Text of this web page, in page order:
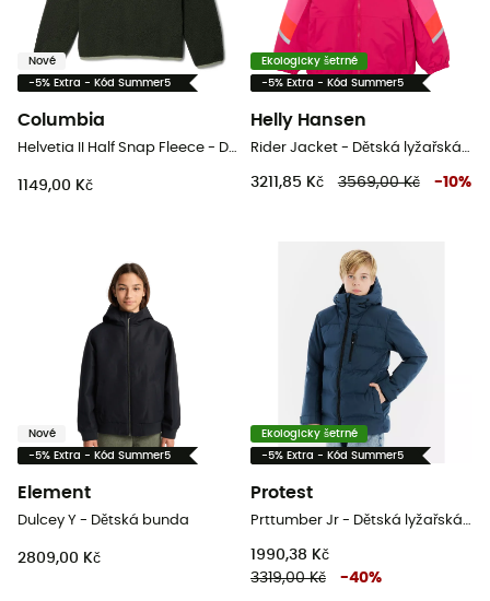
Nové
-5% Extra - Kód Summer5
Columbia
Helvetia II Half Snap Fleece - Dětská fleesová mikina
1149,00 Kč
Ekologicky šetrné
-5% Extra - Kód Summer5
Helly Hansen
Rider Jacket - Dětská lyžařská bunda
3211,85 Kč 3569,00 Kč -10%
Nové
-5% Extra - Kód Summer5
Element
Dulcey Y - Dětská bunda
2809,00 Kč
Ekologicky šetrné
-5% Extra - Kód Summer5
Protest
Prttumber Jr - Dětská lyžařská bunda
1990,38 Kč
3319,00 Kč
-40%